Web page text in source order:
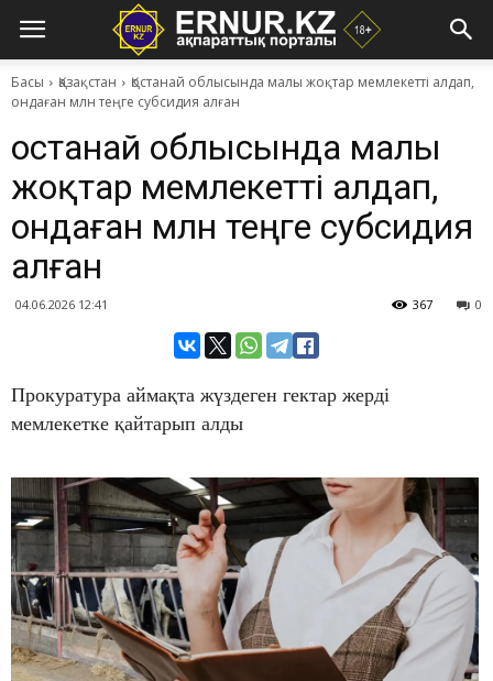
Басы Қазақстан
Қостанай облысында малы жоқтар мемлекетті алдап,
ондаған млн теңге субсидия алған
Қостанай облысында малы
жоқтар мемлекетті алдап,
ондаған млн теңге субсидия
алған
04.06.2026 12:41 0
367
Прокуратура аймақта жүздеген гектар жерді
мемлекетке қайтарып алды